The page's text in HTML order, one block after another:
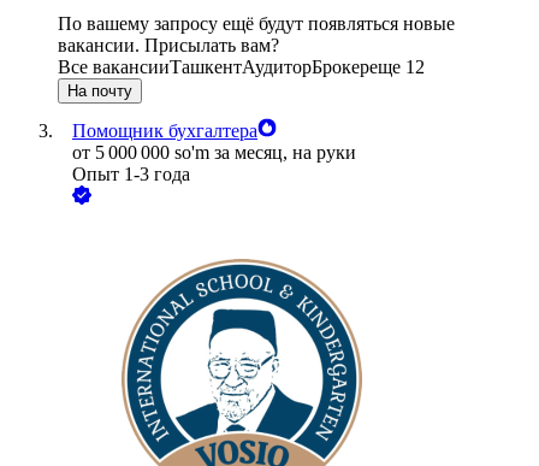
По вашему запросу ещё будут появляться новые
вакансии. Присылать вам?
Все вакансииТашкентАудиторБрокереще 12
На почту
Помощник бухгалтера
от 5 000 000 so'm за месяц, на руки
Опыт 1-3 года